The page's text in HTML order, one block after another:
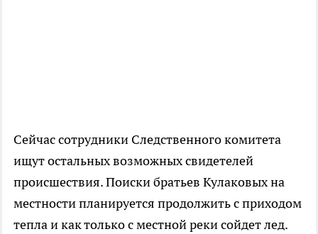
Сейчас сотрудники Следственного комитета
ищут остальных возможных свидетелей
происшествия. Поиски братьев Кулаковых на
местности планируется продолжить с приходом
тепла и как только с местной реки сойдет лед.